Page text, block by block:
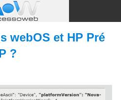
webOS et HP Pré
?